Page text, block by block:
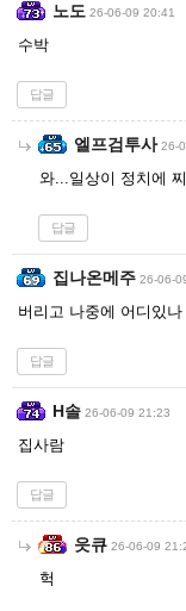
노도 26-06-09 20:41
수박
답글
엘프검투사 26-
와...일상이 정치에
답글
집나온메주 26-06-
버리고 나중에 어디있나
답글
H솔 26-06-09 21:23
집사람
답글
읏큐 26-06-09
헉